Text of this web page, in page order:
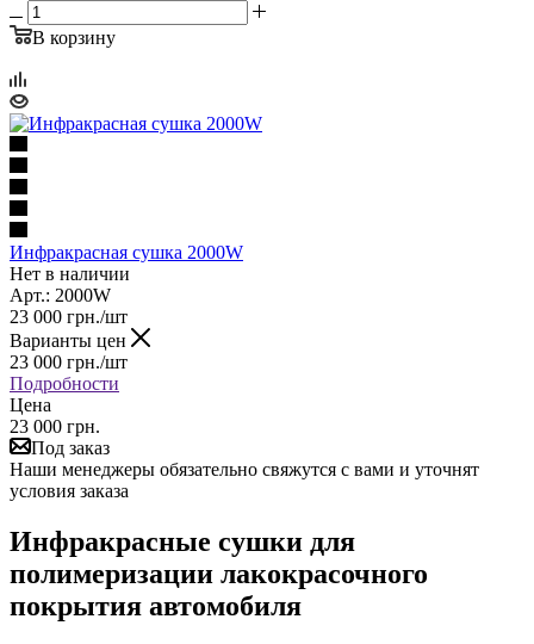
В корзину
Инфракрасная сушка 2000W
Нет в наличии
Арт.: 2000W
23 000 грн./шт
Варианты цен
23 000 грн./шт
Подробности
Цена
23 000 грн.
Под заказ
Наши менеджеры обязательно свяжутся с вами и уточнят
условия заказа
Инфракрасные сушки для
полимеризации лакокрасочного
покрытия автомобиля